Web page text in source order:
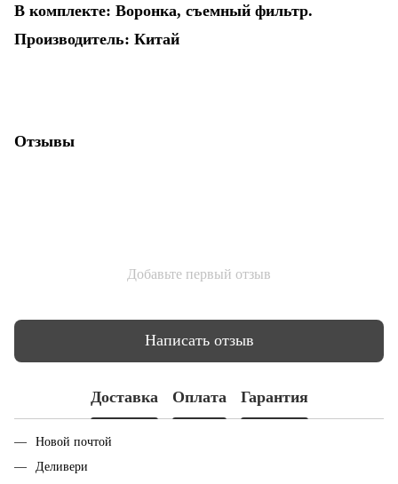
В комплекте: Воронка, съемный фильтр.
Производитель: Китай
Отзывы
Добавьте первый отзыв
Написать отзыв
Доставка Оплата Гарантия
Новой почтой
Деливери